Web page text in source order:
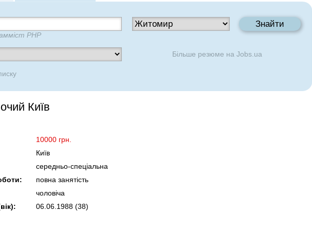
PHP
Більше резюме на Jobs.ua
Київ
10000 грн.
Київ
середньо-спеціальна
повна занятість
чоловіча
06.06.1988 (38)